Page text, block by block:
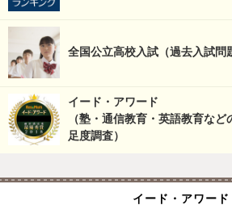
全国公立高校入試（過去入試問
イード・アワード
（塾・通信教育・英語教育な
足度調査）
イード・アワード